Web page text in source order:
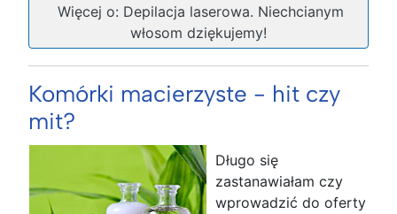
Więcej o: Depilacja laserowa. Niechcianym
włosom dziękujemy!
Komórki macierzyste - hit czy
mit?
Długo się
zastanawiałam czy
wprowadzić do oferty